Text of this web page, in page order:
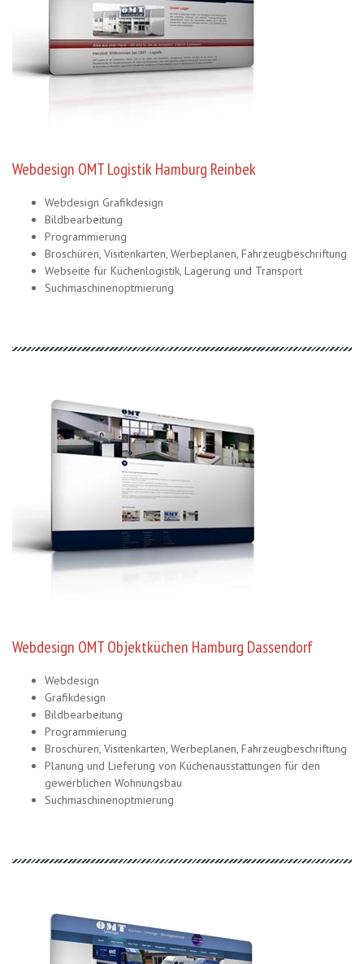
Webdesign OMT Logistik Hamburg Reinbek
Webdesign Grafikdesign
Bildbearbeitung
Programmierung
Broschüren, Visitenkarten, Werbeplanen, Fahrzeugbeschriftung
Webseite für Küchenlogistik, Lagerung und Transport
Suchmaschinenoptmierung
Webdesign OMT Objektküchen Hamburg Dassendorf
Webdesign
Grafikdesign
Bildbearbeitung
Programmierung
Broschüren, Visitenkarten, Werbeplanen, Fahrzeugbeschriftung
Planung und Lieferung von Küchenausstattungen für den
gewerblichen Wohnungsbau
Suchmaschinenoptmierung